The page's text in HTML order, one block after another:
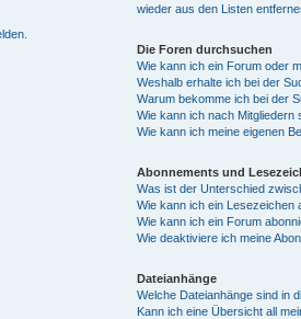
wieder aus den Listen
Die Foren durchsuchen
Wie kann ich ein Forum oder
Weshalb erhalte ich bei der
Warum bekomme ich bei der
Wie kann ich nach Mitgliedern
Wie kann ich meine eigenen
Abonnements und
Was ist der Unterschied
Wie kann ich ein Lesezeichen
Wie kann ich ein Forum
Wie deaktiviere ich meine
Dateianhänge
Welche Dateianhänge sind in
Kann ich eine Übersicht all